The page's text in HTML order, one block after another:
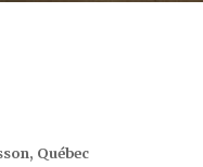
Québec